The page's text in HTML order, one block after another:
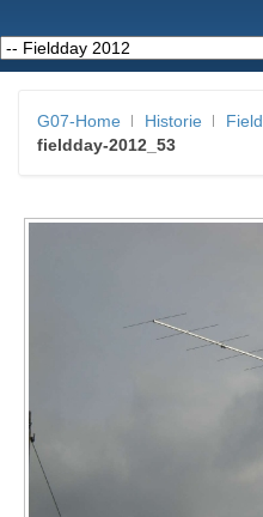
G07-Home Historie
fieldday-2012_53